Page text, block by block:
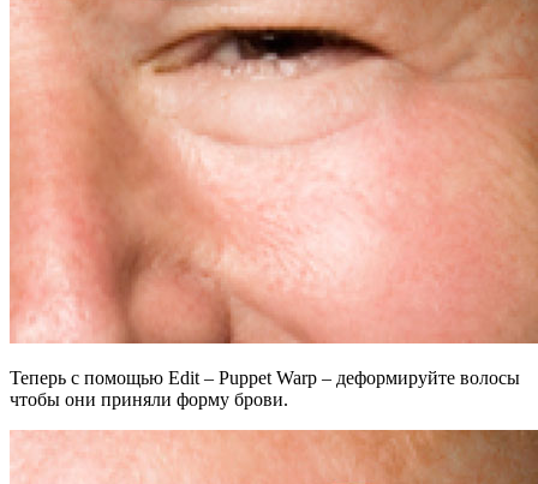
Теперь с помощью Edit – Puppet Warp – деформируйте волосы
чтобы они приняли форму брови.